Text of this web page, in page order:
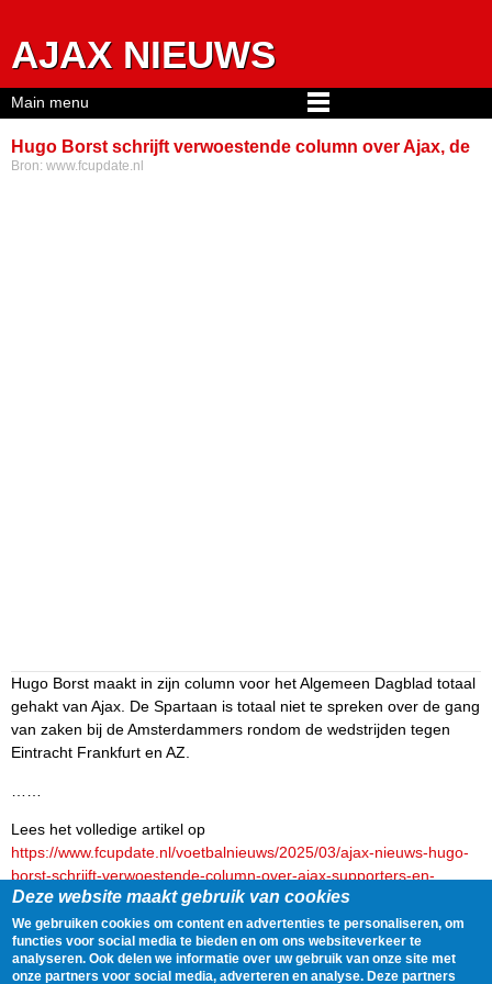
AJAX NIEUWS
Hugo Borst schrijft verwoestende column over Ajax, de
supporters, Farioli én Higler
Bron: www.fcupdate.nl
Hugo Borst maakt in zijn column voor het Algemeen Dagblad totaal
gehakt van Ajax. De Spartaan is totaal niet te spreken over de gang
van zaken bij de Amsterdammers rondom de wedstrijden tegen
Eintracht Frankfurt en AZ.
Lees het volledige artikel op
https://www.fcupdate.nl/voetbalnieuws/2025/03/ajax-nieuws-hugo-
borst-schrijft-verwoestende-column-over-ajax-supporters-en-
francesco-farioli
Delen Tweet 17 March, 2025 - 09:25
Main menu
Deze website maakt gebruik van cookies
We gebruiken cookies om content en advertenties te personaliseren, om
functies voor social media te bieden en om ons websiteverkeer te
analyseren. Ook delen we informatie over uw gebruik van onze site met
onze partners voor social media, adverteren en analyse. Deze partners